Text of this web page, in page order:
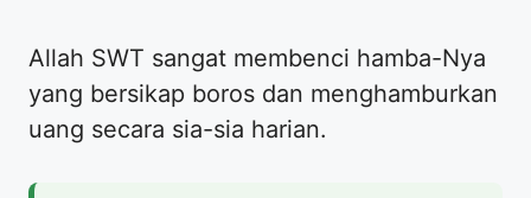
Allah SWT sangat membenci hamba-Nya
yang bersikap boros dan menghamburkan
uang secara sia-sia harian.